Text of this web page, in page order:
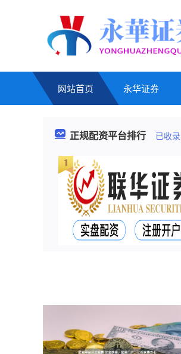
网站首页 永华证券
正规配资平台排行 已收录